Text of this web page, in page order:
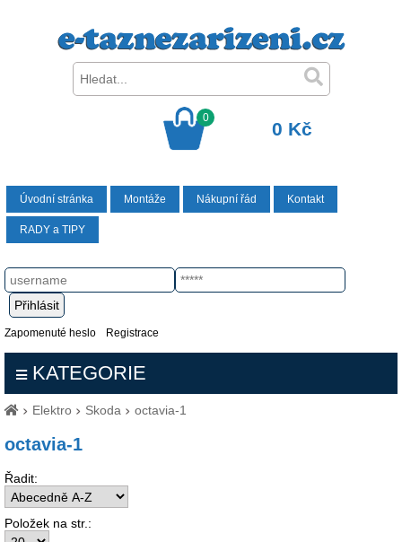
0
0 Kč
Úvodní stránka Montáže Nákupní řád Kontakt
RADY a TIPY
Zapomenuté heslo Registrace
KATEGORIE
Elektro Skoda octavia-1
octavia-1
Řadit:
Položek na str.: